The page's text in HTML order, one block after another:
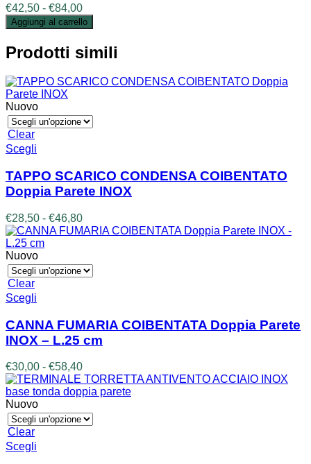
€42,50 - €84,00Fascia
di
prezzo:
da
€42,50
€84,00
Aggiungi al carrello
Prodotti simili
Nuovo
Clear
Scegli
ha
più
varianti.
Le
opzioni
possono
essere
scelte
nella
TAPPO SCARICO CONDENSA COIBENTATO
Doppia Parete INOX
€28,50 - €46,80Fascia
di
€28,50
a
Nuovo
Clear
Scegli
ha
più
varianti.
Le
opzioni
possono
essere
scelte
nella
CANNA FUMARIA COIBENTATA Doppia Parete
INOX – L.25 cm
€30,00 - €58,40Fascia
di
prezzo:
€30,00
a
Nuovo
Clear
Scegli